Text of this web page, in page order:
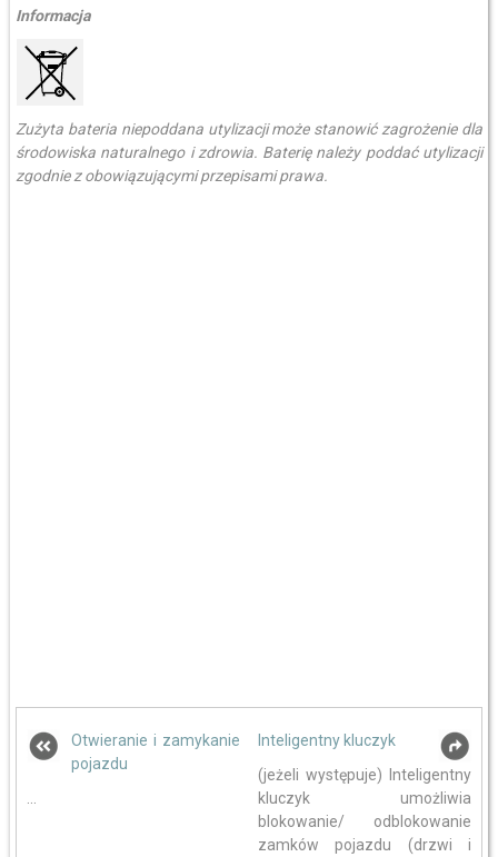
Informacja
Zużyta bateria niepoddana utylizacji może stanowić zagrożenie dla
środowiska naturalnego i zdrowia. Baterię należy poddać utylizacji
zgodnie z obowiązującymi przepisami prawa.
Otwieranie i zamykanie
pojazdu
Inteligentny kluczyk
(jeżeli występuje) Inteligentny
kluczyk umożliwia
blokowanie/ odblokowanie
zamków pojazdu (drzwi i